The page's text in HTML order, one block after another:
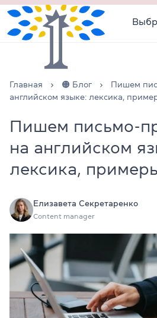
Главная 🟠 Блог
Пишем
английском языке: лексика,
Пишем письмо-
на английском
лексика,
Елизавета Секретаренко
Content manager